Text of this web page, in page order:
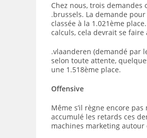
Chez nous, trois
.brussels. La demande
classée à la 1.021ème
calculs, cela devrait se
.vlaanderen (demandé par
selon toute attente,
une 1.518ème place.
Offensive
Même s’il règne encore
accumulé les retards ces
machines marketing